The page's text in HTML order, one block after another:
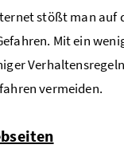
stößt man auf
Mit ein
vermeiden.